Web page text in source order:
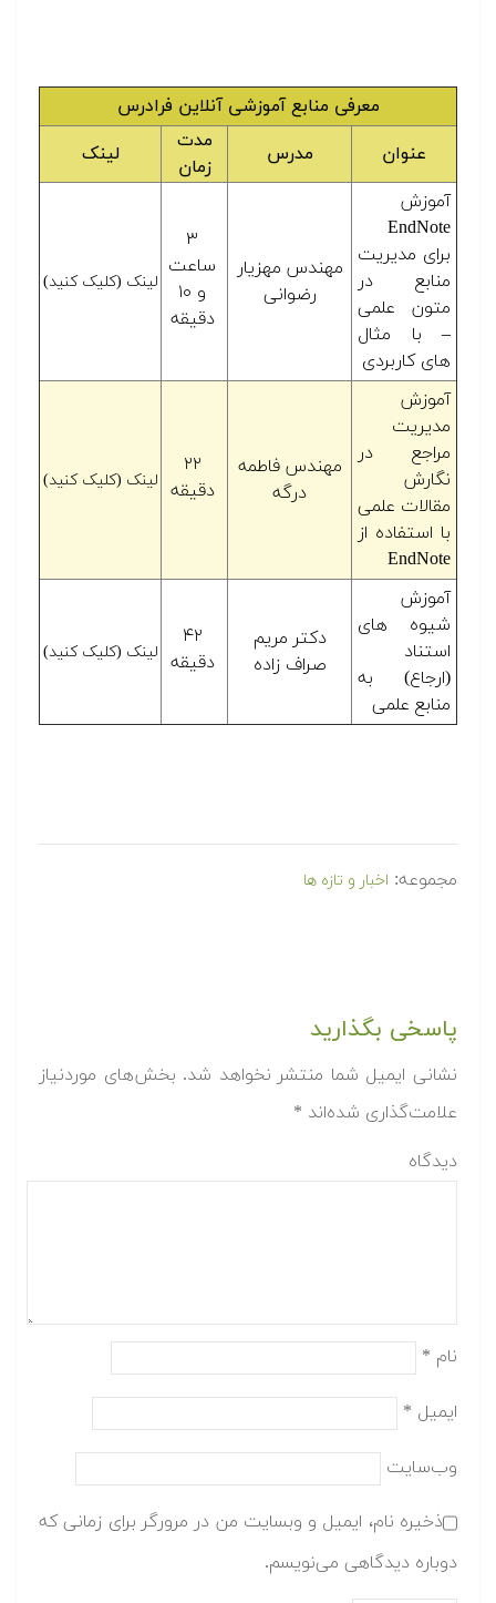
معرفی منابع آموزشی آنلاین فرادرس
عنوان
مدرس
مدت
زمان
لینک
آموزش
EndNote
برای مدیریت
منابع در
متون علمی
– با مثال
های کاربردی
مهندس مهزیار
رضوانی
۳
ساعت
و ۱۰
دقیقه
لینک (کلیک کنید)
آموزش
مدیریت
مراجع در
نگارش
مقالات علمی
با استفاده از
EndNote
مهندس فاطمه
درگه
۲۲
دقیقه
لینک (کلیک کنید)
آموزش
شیوه های
استناد
(ارجاع) به
منابع علمی
دکتر مریم
صراف زاده
۴۲
دقیقه
لینک (کلیک کنید)
مجموعه: اخبار و تازه ها
پاسخی بگذارید
نشانی ایمیل شما منتشر نخواهد شد. بخش‌های موردنیاز
علامت‌گذاری شده‌اند *
دیدگاه
نام *
ایمیل *
وب‌سایت
ذخیره نام، ایمیل و وبسایت من در مرورگر برای زمانی که
دوباره دیدگاهی می‌نویسم.